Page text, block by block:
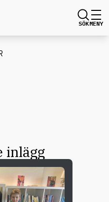
SÖKMENY
inlägg